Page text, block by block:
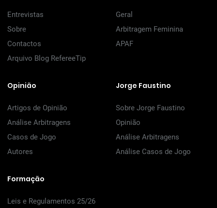
Entrevistas
Sobre
Contactos
Arquivo Blog RefereeTip
Geral
Arbitragem Feminina
APAF
Opinião
Artigos de Opinião
Análise Arbitragens
Casos de Jogo
Autores
Jorge Faustino
Sobre Jorge Faustino
Opinião
Análise Arbitragens
Análise Casos de Jogo
Formação
Leis e Regulamentos 25/26